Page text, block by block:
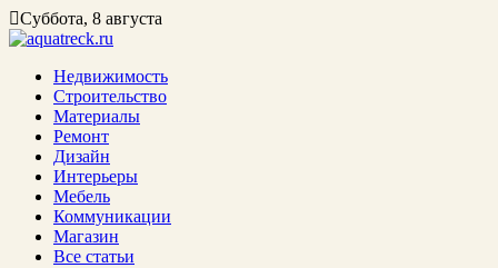
Суббота, 8 августа
Недвижимость
Строительство
Материалы
Ремонт
Дизайн
Интерьеры
Мебель
Коммуникации
Магазин
Все статьи